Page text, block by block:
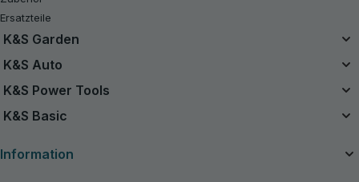
Ersatzteile
K&S Garden
Das Einzelbatteriesystem
Kettensägen
Rasenmäher
K&S Auto
Luftkompressor
K&S Power Tools
Akku-Werkzeuge
K&S Basic
Inverter-Generatoren K&S Basic
Information